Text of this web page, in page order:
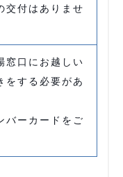
交付はありませ
窓口にお越しい
をする必要があ
バーカードをご